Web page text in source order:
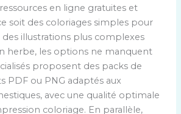
en ligne gratuites et
soit des coloriages simples pour
des illustrations plus complexes
herbe, les options ne manquent
proposent des packs de
PDF ou PNG adaptés aux
avec une qualité optimale
coloriage. En parallèle,